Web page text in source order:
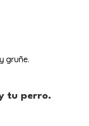
gruñe.
tu perro.